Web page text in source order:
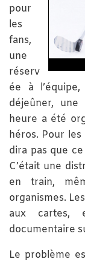
pour
les
fans,
une
réserv
ée à
déjeûner, une
heure a été
héros. Pour les
dira pas que
C’était une
en train,
organismes.
aux cartes,
documentaire
Le problème